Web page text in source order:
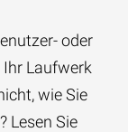
oder
Laufwerk
wie Sie
Lesen Sie